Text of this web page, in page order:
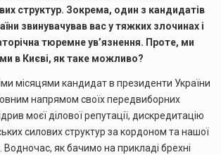
структур. Зокрема, один з кандидатів
звинувачував вас у тяжких злочинах і
тюремне ув’язнення. Проте, ми
в Києві, як таке можливо?
місяцями кандидат в президенти України
напрямом своїх передвиборних
моєї ділової репутації, дискредитацію
силових структур за кордоном та нашої
як бачимо на прикладі брехні